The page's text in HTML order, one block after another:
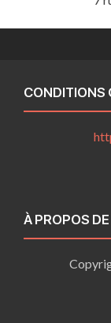
CONDITIONS
À PROPOS